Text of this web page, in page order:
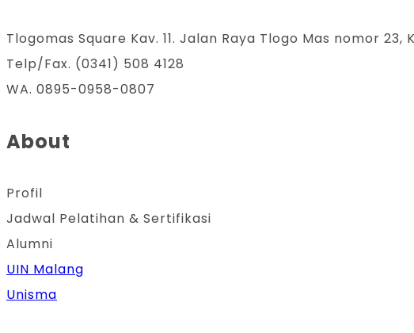
Tlogomas Square Kav. 11. Jalan Raya Tlogo Mas nomor 23,
Telp/Fax. (0341) 508 4128
WA. 0895-0958-0807
About
Profil
Jadwal Pelatihan & Sertifikasi
Alumni
UIN Malang
Unisma